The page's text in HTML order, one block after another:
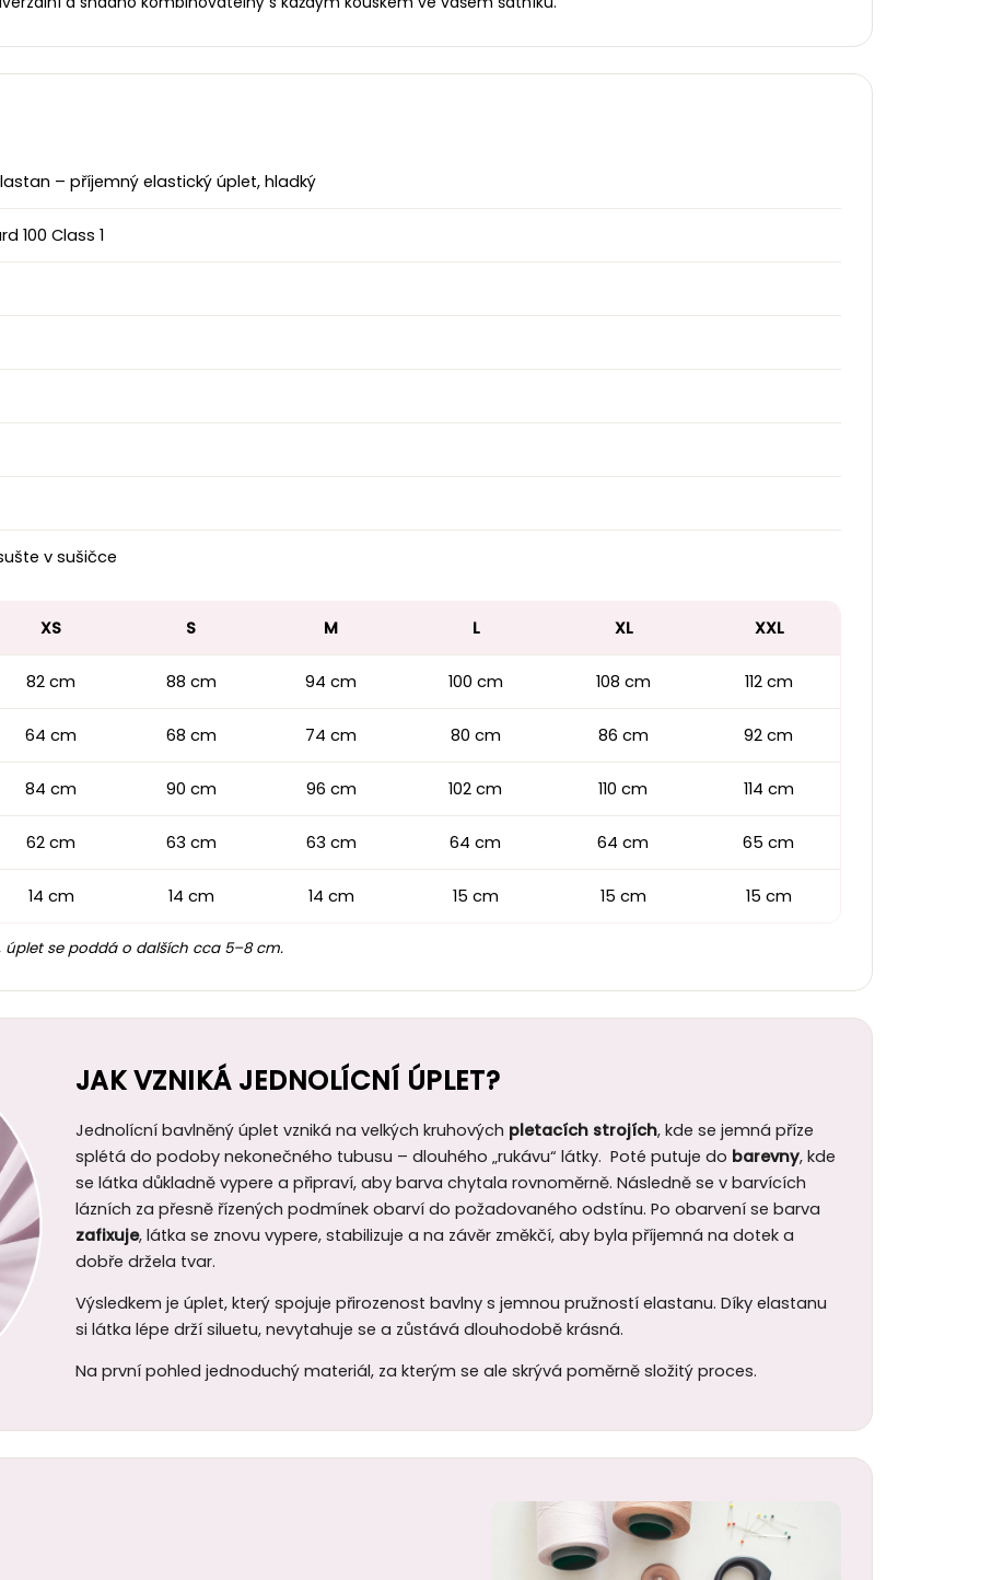
– příjemný elastický úplet, hladký
100 Class 1
v sušičce
XS S M L XL XXL
82 cm 88 cm 94 cm 100 cm 108 cm 112 cm
64 cm 68 cm 74 cm 80 cm 86 cm 92 cm
84 cm 90 cm 96 cm 102 cm 110 cm 114 cm
62 cm 63 cm 63 cm 64 cm 64 cm 65 cm
14 cm 14 cm 14 cm 15 cm 15 cm 15 cm
se poddá o dalších cca 5–8 cm.
JAK VZNIKÁ JEDNOLÍCNÍ ÚPLET?
Jednolícní bavlněný úplet vzniká na velkých kruhových pletacích strojích, kde se jemná příze
splétá do podoby nekonečného tubusu – dlouhého „rukávu“ látky. Poté putuje do barevny, kde
se látka důkladně vypere a připraví, aby barva chytala rovnoměrně. Následně se v barvících
lázních za přesně řízených podmínek obarví do požadovaného odstínu. Po obarvení se barva
zafixuje, látka se znovu vypere, stabilizuje a na závěr změkčí, aby byla příjemná na dotek a
dobře držela tvar.
Výsledkem je úplet, který spojuje přirozenost bavlny s jemnou pružností elastanu. Díky elastanu
si látka lépe drží siluetu, nevytahuje se a zůstává dlouhodobě krásná.
Na první pohled jednoduchý materiál, za kterým se ale skrývá poměrně složitý proces.